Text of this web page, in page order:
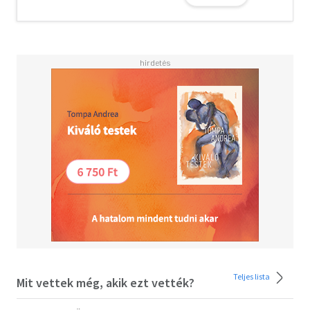
De nem, kedves olvasó, ne keress itt középkori
kézbe, amelyeket a monostorban ma főz Borika és János
testvér. Ha jeles alkalmakon tálalják is őket, olyan
egyszerűek, hogy bárki nyugodtan próbálkozhat az
elkészítésükkel. Az ünnepek fényét itt nem a drága
hozzávalók, hanem az ételre adott áldás, Isten
adományainak hálás megbecsülése és a belőlük
közösségben részesülők egymás iránti szeretete adja.
Legyen része ebből mindenkinek.
Saly Noémi
A könyv megjelenését az NKA támogatta.
Olvasd el mások véleményét is!
Mit vettek még, akik ezt vették? Teljes lista